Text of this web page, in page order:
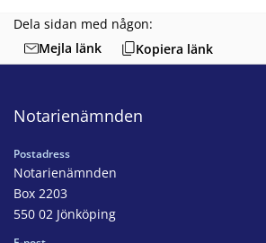
Dela sidan med någon:
Mejla länk
Kopiera länk
Notarienämnden
Postadress
Notarienämnden
Box 2203
550 02 Jönköping